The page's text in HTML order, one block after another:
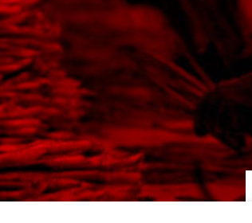
FIOM
FISAC
FLAI
FLC
FP
NIDIL